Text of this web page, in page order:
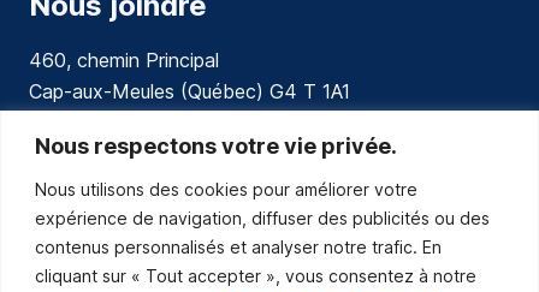
Nous respectons votre vie privée.
Nous utilisons des cookies pour améliorer votre
expérience de navigation, diffuser des publicités ou des
contenus personnalisés et analyser notre trafic. En
cliquant sur « Tout accepter », vous consentez à notre
460, chemin Principal
Cap-aux-Meules (Québec) G4 T 1A1
communications@muniles.ca
418 986-3100
Composez le 1 en tout temps pour toutes urgences.
Abonnez-vous